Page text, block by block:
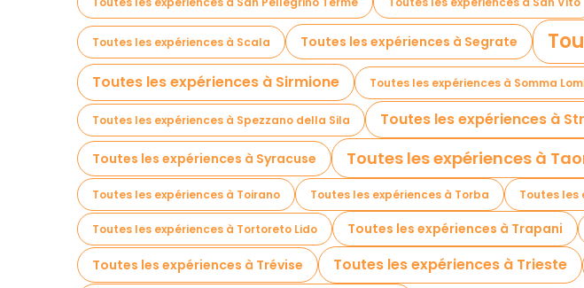
Toutes les expériences à Scala Toutes les expériences à Segrate
Toutes les expériences à Sirmione Toutes les expériences à Somma
Toutes les expériences à Spezzano della Sila Toutes les expériences à
Toutes les expériences à Syracuse Toutes les expériences à
Toutes les expériences à Toirano Toutes les expériences à Torba Toutes les
Toutes les expériences à Tortoreto Lido Toutes les expériences à Trapani
Toutes les expériences à Trévise Toutes les expériences à Trieste